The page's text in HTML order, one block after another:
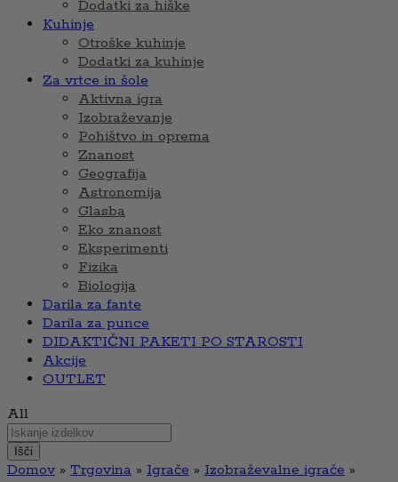
Dodatki za hiške
Kuhinje
Otroške kuhinje
Dodatki za kuhinje
Za vrtce in šole
Aktivna igra
Izobraževanje
Pohištvo in oprema
Znanost
Geografija
Astronomija
Glasba
Eko znanost
Eksperimenti
Fizika
Biologija
Darila za fante
Darila za punce
DIDAKTIČNI PAKETI PO STAROSTI
Akcije
OUTLET
All
Išči
Domov » Trgovina » Igrače » Izobraževalne igrače »